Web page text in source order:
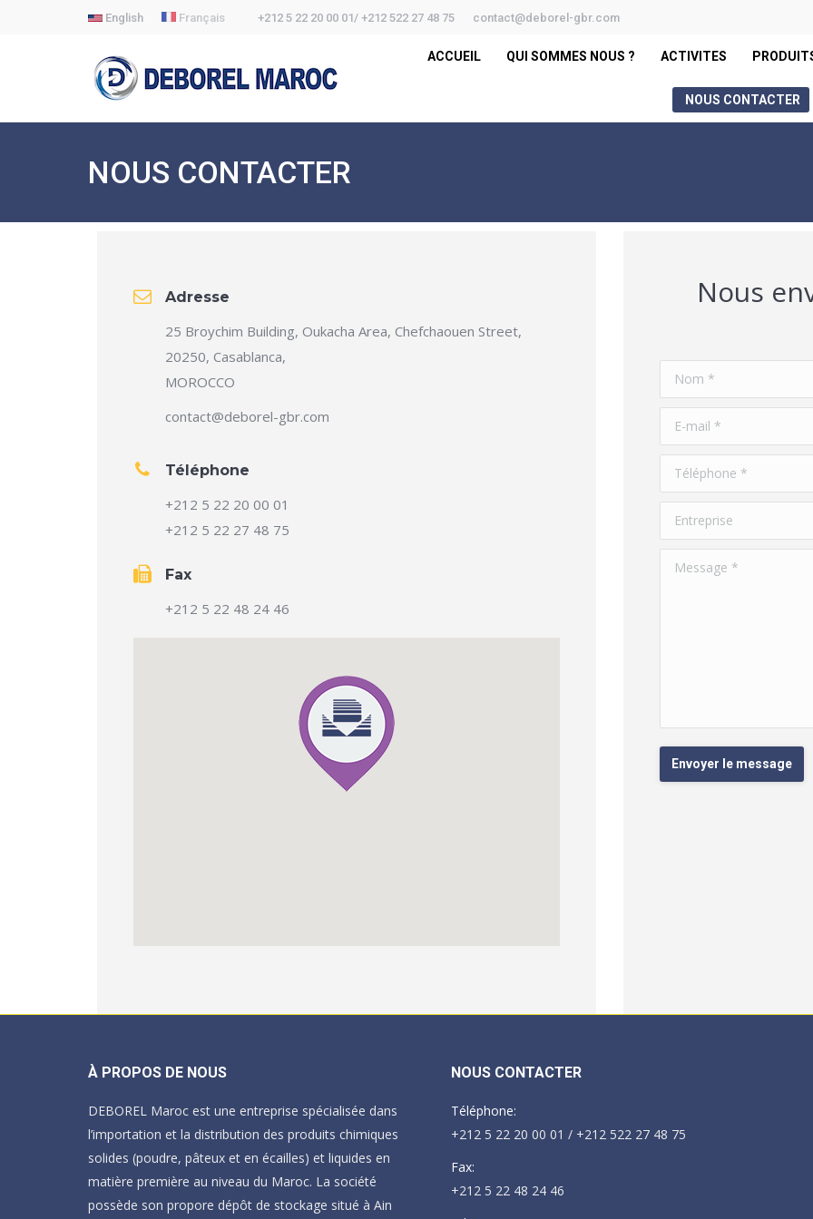
English Français +212 5 22 20 00 01/ +212 522 27 48 75 contact@deborel-gbr.com
ACCUEIL QUI SOMMES NOUS ? ACTIVITES
NOUS CONTACTER
NOUS CONTACTER
Adresse
25 Broychim Building, Oukacha Area, Chefchaouen Street,
20250, Casablanca,
MOROCCO
contact@deborel-gbr.com
Téléphone
+212 5 22 20 00 01
+212 5 22 27 48 75
Fax
+212 5 22 48 24 46
Nous
Nom *
E-mail *
Téléphone *
Entreprise
Message *
Envoyer le message
À PROPOS DE NOUS
DEBOREL Maroc est une entreprise spécialisée dans
l’importation et la distribution des produits chimiques
solides (poudre, pâteux et en écailles) et liquides en
matière première au niveau du Maroc. La société
possède son propore dépôt de stockage situé à Ain
NOUS CONTACTER
Téléphone:
+212 5 22 20 00 01 / +212 522 27 48 75
Fax:
+212 5 22 48 24 46